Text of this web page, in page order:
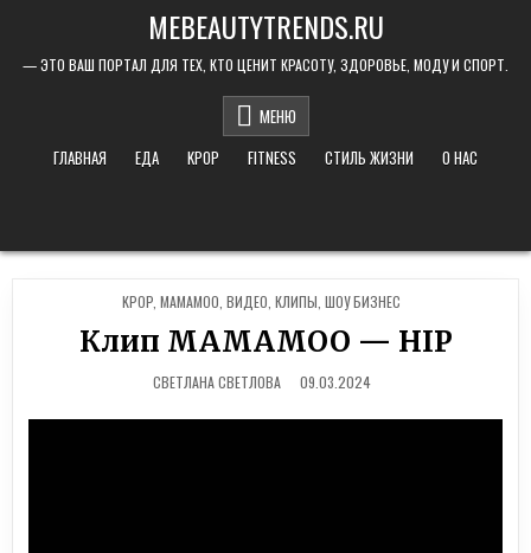
MEBEAUTYTRENDS.RU
— ЭТО ВАШ ПОРТАЛ ДЛЯ ТЕХ, КТО ЦЕНИТ КРАСОТУ, ЗДОРОВЬЕ, МОДУ И СПОРТ.
МЕНЮ
ГЛАВНАЯ
ЕДА KPOP FITNESS СТИЛЬ ЖИЗНИ О НАС
POSTED IN
KPOP MAMAMOO ВИДЕО КЛИПЫ ШОУ БИЗНЕС
Клип MAMAMOO — HIP
СВЕТЛАНА СВЕТЛОВА 09.03.2024